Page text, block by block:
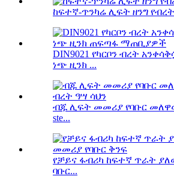
ከፍተኛ-ጥንካሬ ሊፍት ዘንግ
DIN9021 የካርቦን ብረት
ነጭ ዚንክ ...
ብጁ ሊፍት መመሪያ የባቡር
ste...
የቻይና ፋብሪካ ከፍተኛ ጥራት
ባቡር...